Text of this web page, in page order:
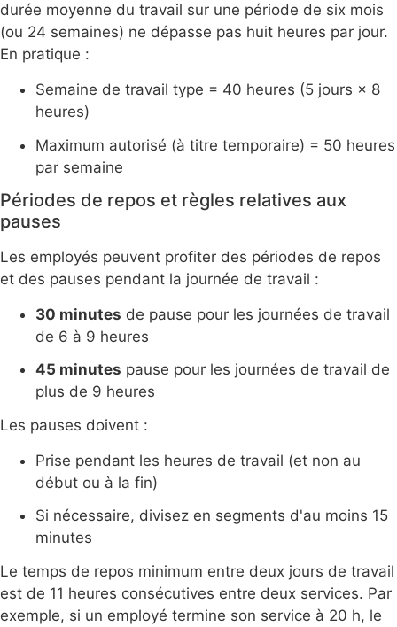
durée moyenne du travail sur une période de six mois
(ou 24 semaines) ne dépasse pas huit heures par jour.
En pratique :
Semaine de travail type = 40 heures (5 jours × 8
heures)
Maximum autorisé (à titre temporaire) = 50 heures
par semaine
Périodes de repos et règles relatives aux
pauses
Les employés peuvent profiter des périodes de repos
et des pauses pendant la journée de travail :
30 minutes de pause pour les journées de travail
de 6 à 9 heures
45 minutes pause pour les journées de travail de
plus de 9 heures
Les pauses doivent :
Prise pendant les heures de travail (et non au
début ou à la fin)
Si nécessaire, divisez en segments d'au moins 15
minutes
Le temps de repos minimum entre deux jours de travail
est de 11 heures consécutives entre deux services. Par
exemple, si un employé termine son service à 20 h, le